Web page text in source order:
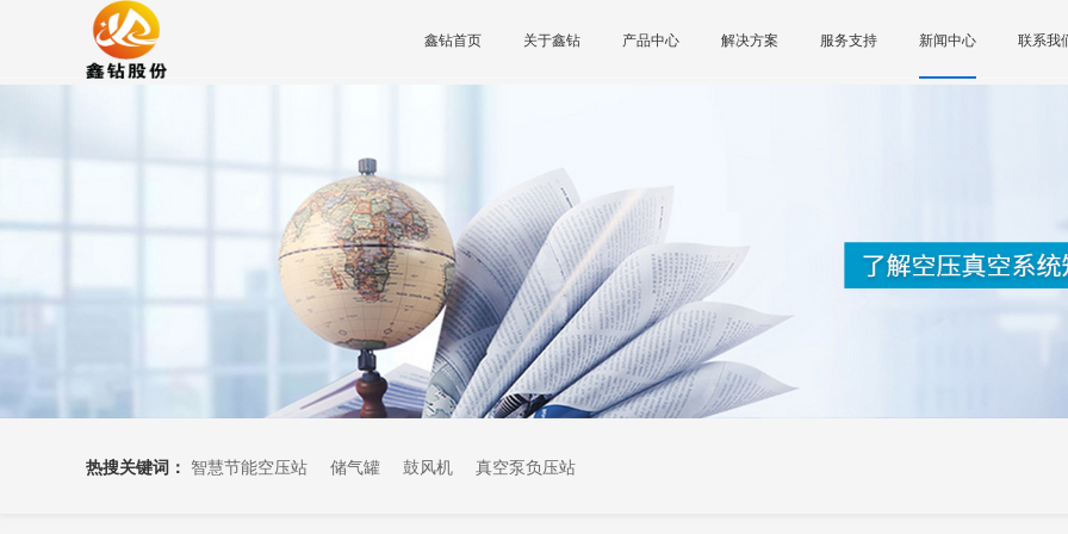
鑫钻首页 关于鑫钻 产品中心 解决方案 服务支持 新闻中心 联系我
热搜关键词： 智慧节能空压站 储气罐 鼓风机 真空泵负压站